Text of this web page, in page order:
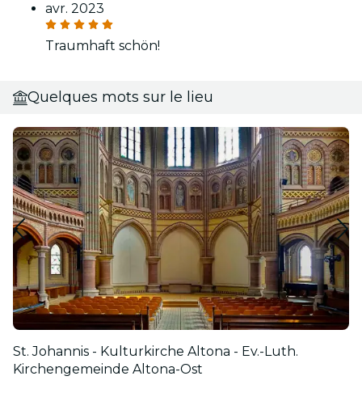
avr. 2023
Traumhaft schön!
Quelques mots sur le lieu
St. Johannis - Kulturkirche Altona - Ev.-Luth.
Kirchengemeinde Altona-Ost